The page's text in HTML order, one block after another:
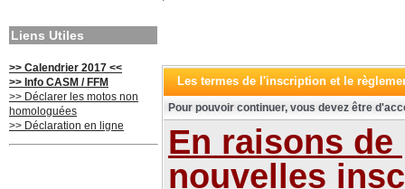
Liens Utiles
>> Calendrier 2017 <<
>> Info CASM / FFM
>> Déclarer les motos non
homologuées
>> Déclaration en ligne
Les termes de l'inscription et le
Pour pouvoir continuer, vous devez être
En raisons
nouvelles